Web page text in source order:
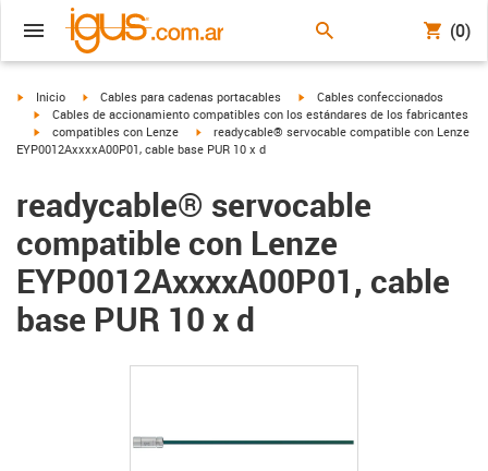
(0)
igus-icon-arrow-right
Inicio igus-icon-arrow-right
Cables para cadenas portacables igus-icon-arrow-right
Cables confeccionados
igus-icon-arrow-right
Cables de accionamiento compatibles con los estándares de los fabricantes
igus-icon-arrow-right
compatibles con Lenze igus-icon-arrow-right
readycable® servocable compatible con Lenze
EYP0012AxxxxA00P01, cable base PUR 10 x d
readycable® servocable
compatible con Lenze
EYP0012AxxxxA00P01, cable
base PUR 10 x d